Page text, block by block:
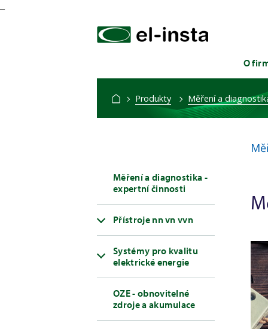
O
Produkty Měření a
Měření a diagnostika -
expertní činnosti
Přístroje nn vn vvn
Systémy pro kvalitu
elektrické energie
OZE - obnovitelné
zdroje a akumulace